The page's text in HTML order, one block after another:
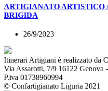
ARTIGIANATO ARTISTICO
BRIGIDA
26/9/2023
Itinerari Artigiani è realizzato da
Via Assarotti, 7/9 16122 Genova
P.iva 01738960994
© Confartigianato Liguria 2021